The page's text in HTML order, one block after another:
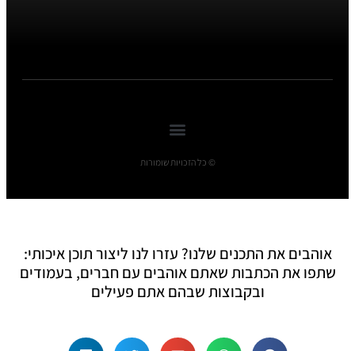
© כל הזכויות שומורות
אוהבים את התכנים שלנו? עזרו לנו ליצור תוכן איכותי:
שתפו את הכתבות שאתם אוהבים עם חברים, בעמודים
ובקבוצות שבהם אתם פעילים